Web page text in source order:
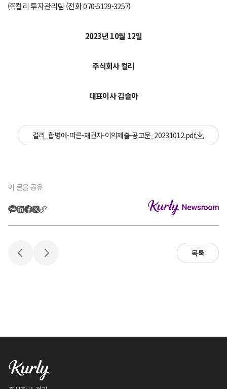
㈜컬리 투자관리팀 (전화 070-5129-3257)
2023년 10월 12일
주식회사 컬리
대표이사 김슬아
컬리_합병에-따른-채권자-이의제출-공고문_20231012.pdf
이 글을 공유
목록